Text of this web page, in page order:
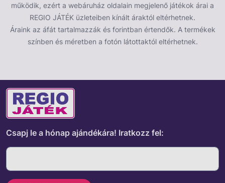
működik, ezért a webáruház oldalain megjelenő játékok árai a
REGIO JÁTÉK üzleteiben kínált áraktól eltérhetnek.
Áraink az áfát tartalmazzák és forintban értendők. A termékek
színben és méretben a fotón látottaktól eltérhetnek.
Csapj le a hónap ajándékára! Iratkozz fel: